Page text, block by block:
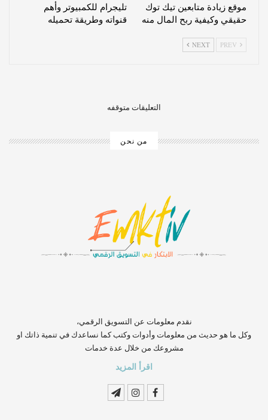
موقع زيادة متابعين تيك توك
حقيقي وكيفية ربح المال منه
تليجرام للكمبيوتر وأهم
قنواته وطريقة تحميله
NEXT
التعليقات متوقفه
من نحن
‏‏‏‏‏‏‏‏‏‏‏‏‏‏‏‏‏‏‏‏‏‏‏‏‏‏‏‏‏‏‏نقدم معلومات عن التسويق الرقمي،
وكل ما هو حديث من معلومات وأدوات وكتب كما نساعدك في تنمية ذاتك او
مشروعك من خلال عدة خدمات
اقرأ المزيد